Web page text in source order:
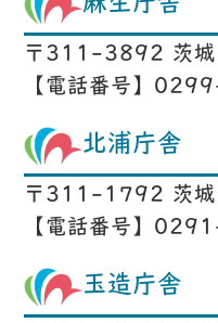
麻生庁舎
〒311-3892 茨城
【電話番号】
北浦庁舎
〒311-1792 茨
【電話番号】
玉造庁舎